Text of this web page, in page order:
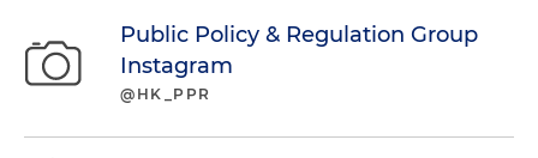
Public Policy & Regulation Group
Instagram
@HK_PPR